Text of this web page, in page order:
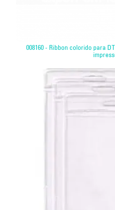
008160 - Ribbon colorido para